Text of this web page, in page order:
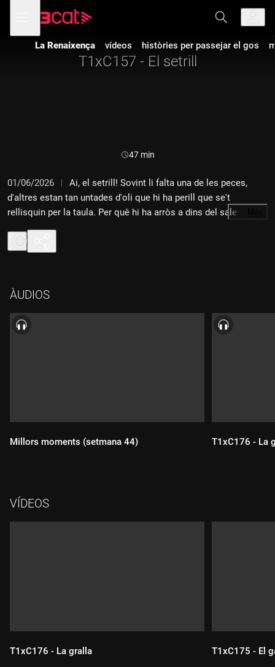
navegació
principal
menú
de
La Renaixença vídeos històries per passejar el gos
T1xC157 - El setrill
Durada:
47 min
01/06/2026
Ai, el setrill! Sovint li falta una de les peces,
d'altres estan tan untades d'oli que hi ha perill que se't
rellisquin per la taula. Per què hi ha arròs a dins del saler? Per
què hi ha una fulla de llorer a dins de l'oli? Dediquem el capítol
al setrill. Rebem la visita de la Natza Farré. Va passar per "La
competència", la nostra competència, i la seva (que som
Anem amb la Pepper a les obres franceses al canal de Panamà
del 1882.
ÀUDIOS
Millors moments (setmana 44)
Durada:
T1xC176 - La
VÍDEOS
T1xC176 - La gralla T1xC175 - El